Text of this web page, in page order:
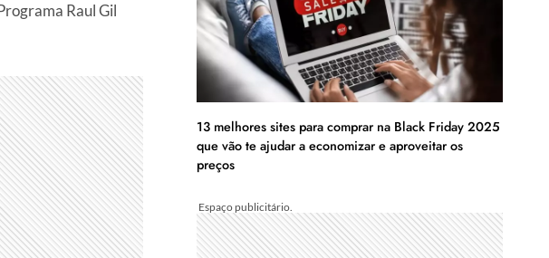
Raul Gil
13 melhores sites para comprar na Black Friday 2025
que vão te ajudar a economizar e aproveitar os
preços